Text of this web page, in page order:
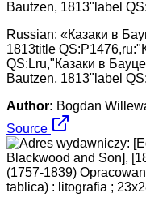
Russian: «Казаки в
1813title
QS:Lru,"Казаки в
Bautzen, 1813"label
Author: Bogdan
Source